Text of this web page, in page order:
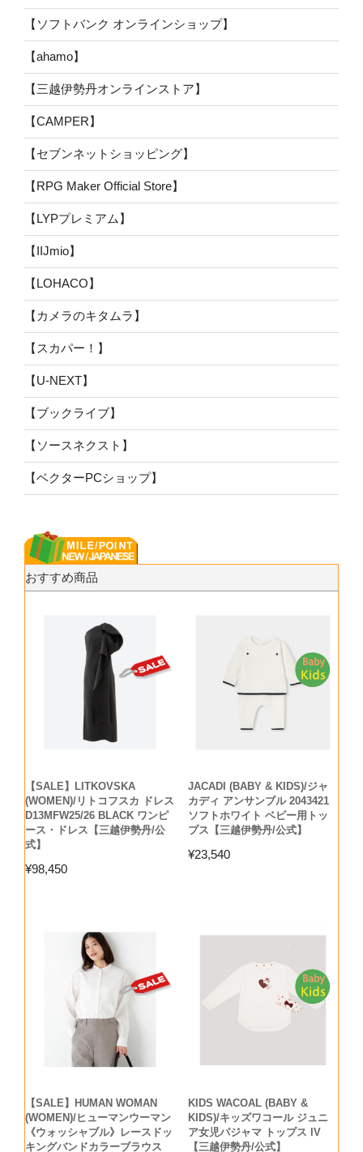
【ソフトバンク オンラインショップ】
【ahamo】
【三越伊勢丹オンラインストア】
【CAMPER】
【セブンネットショッピング】
【RPG Maker Official Store】
【LYPプレミアム】
【IIJmio】
【LOHACO】
【カメラのキタムラ】
【スカパー！】
【U-NEXT】
【ブックライブ】
【ソースネクスト】
【ベクターPCショップ】
おすすめ商品
【SALE】LITKOVSKA
(WOMEN)/リトコフスカ ドレス
D13MFW25/26 BLACK ワンピ
ース・ドレス【三越伊勢丹/公
式】
¥98,450
JACADI (BABY & KIDS)/ジャ
カディ アンサンブル 2043421
ソフトホワイト ベビー用トッ
プス【三越伊勢丹/公式】
¥23,540
【SALE】HUMAN WOMAN
(WOMEN)/ヒューマンウーマン
《ウォッシャブル》レースドッ
キングバンドカラーブラウス
KIDS WACOAL (BABY &
KIDS)/キッズワコール ジュニ
ア女児パジャマ トップス IV
【三越伊勢丹/公式】